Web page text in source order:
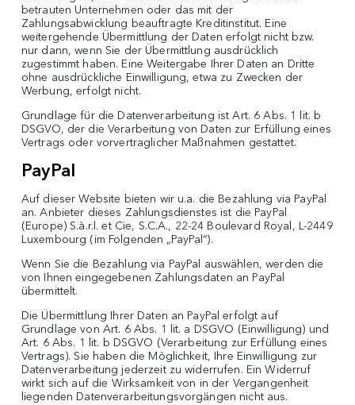
betrauten Unternehmen oder das mit der
Zahlungsabwicklung beauftragte Kreditinstitut. Eine
weitergehende Übermittlung der Daten erfolgt nicht bzw.
nur dann, wenn Sie der Übermittlung ausdrücklich
zugestimmt haben. Eine Weitergabe Ihrer Daten an Dritte
ohne ausdrückliche Einwilligung, etwa zu Zwecken der
Werbung, erfolgt nicht.
Grundlage für die Datenverarbeitung ist Art. 6 Abs. 1 lit. b
DSGVO, der die Verarbeitung von Daten zur Erfüllung eines
Vertrags oder vorvertraglicher Maßnahmen gestattet.
PayPal
Auf dieser Website bieten wir u.a. die Bezahlung via PayPal
an. Anbieter dieses Zahlungsdienstes ist die PayPal
(Europe) S.à.r.l. et Cie, S.C.A., 22-24 Boulevard Royal, L-2449
Luxembourg (im Folgenden „PayPal“).
Wenn Sie die Bezahlung via PayPal auswählen, werden die
von Ihnen eingegebenen Zahlungsdaten an PayPal
übermittelt.
Die Übermittlung Ihrer Daten an PayPal erfolgt auf
Grundlage von Art. 6 Abs. 1 lit. a DSGVO (Einwilligung) und
Art. 6 Abs. 1 lit. b DSGVO (Verarbeitung zur Erfüllung eines
Vertrags). Sie haben die Möglichkeit, Ihre Einwilligung zur
Datenverarbeitung jederzeit zu widerrufen. Ein Widerruf
wirkt sich auf die Wirksamkeit von in der Vergangenheit
liegenden Datenverarbeitungsvorgängen nicht aus.